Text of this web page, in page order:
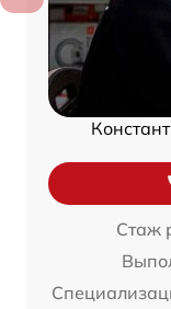
Стаж